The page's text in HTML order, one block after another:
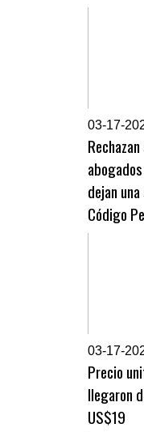
03-17-
dejan
Código
03-17-
Precio
llegaron
US$19